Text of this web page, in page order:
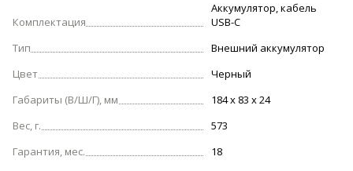
Комплектация
Аккумулятор, кабель
USB-C
Тип
Внешний аккумулятор
Цвет
Черный
Габариты (В/Ш/Г), мм
184 x 83 x 24
Вес, г.
573
Гарантия, мес.
18